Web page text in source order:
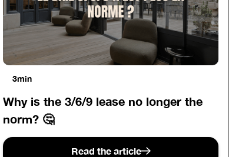
3min
Why is the 3/6/9 lease no longer the
norm? 🤔
Read the article